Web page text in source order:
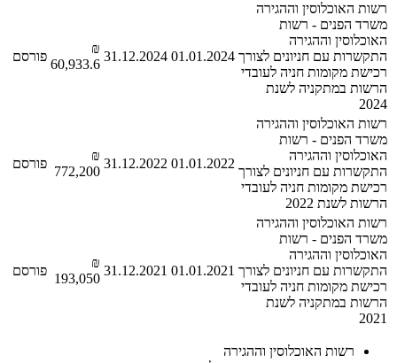
רשות האוכלוסין וההגירה
משרד הפנים - רשות
האוכלוסין וההגירה
התקשרות עם חניונים לצורך
רכישת מקומות חניה לעובדי
הרשות במתקניה לשנת
2024
01.01.2024
31.12.2024
₪
60,933.6
פורסם
רשות האוכלוסין וההגירה
משרד הפנים - רשות
האוכלוסין וההגירה
התקשרות עם חניונים לצורך
רכישת מקומות חניה לעובדי
הרשות לשנת 2022
01.01.2022
31.12.2022
₪
772,200
פורסם
רשות האוכלוסין וההגירה
משרד הפנים - רשות
האוכלוסין וההגירה
התקשרות עם חניונים לצורך
רכישת מקומות חניה לעובדי
הרשות במתקניה לשנת
2021
01.01.2021
31.12.2021
₪
193,050
פורסם
רשות האוכלוסין וההגירה